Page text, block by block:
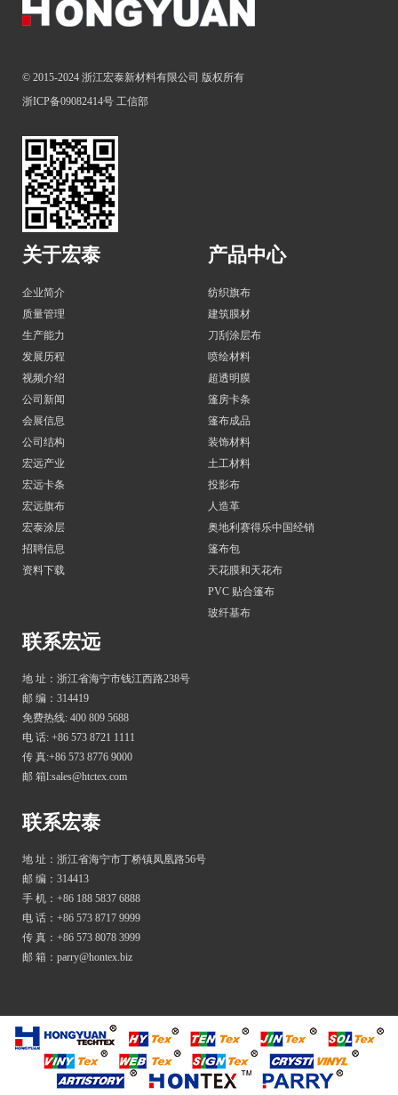
© 2015-2024 浙江宏泰新材料有限公司 版权所有
浙ICP备09082414号 工信部
关于宏泰
企业简介
质量管理
生产能力
发展历程
视频介绍
公司新闻
会展信息
公司结构
宏远产业
宏远卡条
宏远旗布
宏泰涂层
招聘信息
资料下载
产品中心
纺织旗布
建筑膜材
刀刮涂层布
喷绘材料
超透明膜
篷房卡条
篷布成品
装饰材料
土工材料
投影布
人造革
奥地利赛得乐中国经销
篷布包
天花膜和天花布
PVC 贴合篷布
玻纤基布
联系宏远
地 址：浙江省海宁市钱江西路238号
邮 编：314419
免费热线: 400 809 5688
电 话: +86 573 8721 1111
传 真:+86 573 8776 9000
邮 箱l:sales@htctex.com
联系宏泰
地 址：浙江省海宁市丁桥镇凤凰路56号
邮 编：314413
手 机：+86 188 5837 6888
电 话：+86 573 8717 9999
传 真：+86 573 8078 3999
邮 箱：parry@hontex.biz